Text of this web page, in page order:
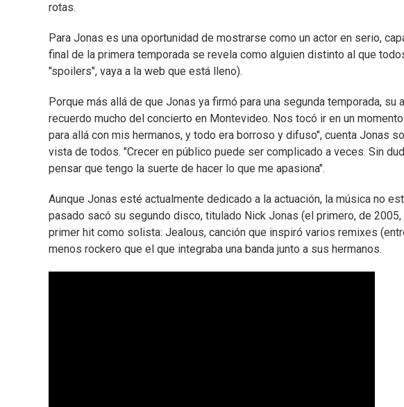
rotas.
Para Jonas es una oportunidad de mostrarse como un actor en serio,
final de la primera temporada se revela como alguien distinto al que
"spoilers", vaya a la web que está lleno).
Porque más allá de que Jonas ya firmó para una segunda temporada,
recuerdo mucho del concierto en Montevideo. Nos tocó ir en un
para allá con mis hermanos, y todo era borroso y difuso", cuenta Jonas
vista de todos. "Crecer en público puede ser complicado a veces. Sin
pensar que tengo la suerte de hacer lo que me apasiona".
Aunque Jonas esté actualmente dedicado a la actuación, la música no
pasado sacó su segundo disco, titulado Nick Jonas (el primero, de
primer hit como solista: Jealous, canción que inspiró varios remixes
menos rockero que el que integraba una banda junto a sus hermanos.